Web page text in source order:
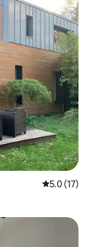
レビュー17
5.0 (17)